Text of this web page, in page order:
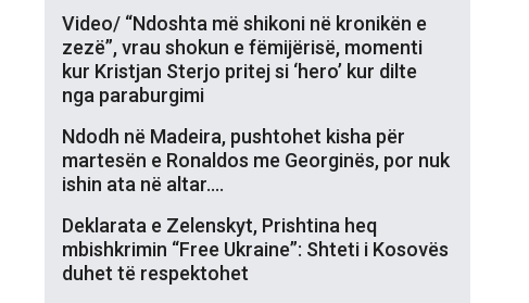
Video/ “Ndoshta më shikoni në kronikën e
zezë”, vrau shokun e fëmijërisë, momenti
kur Kristjan Sterjo pritej si ‘hero’ kur dilte
nga paraburgimi
Ndodh në Madeira, pushtohet kisha për
martesën e Ronaldos me Georginës, por nuk
ishin ata në altar….
Deklarata e Zelenskyt, Prishtina heq
mbishkrimin “Free Ukraine”: Shteti i Kosovës
duhet të respektohet